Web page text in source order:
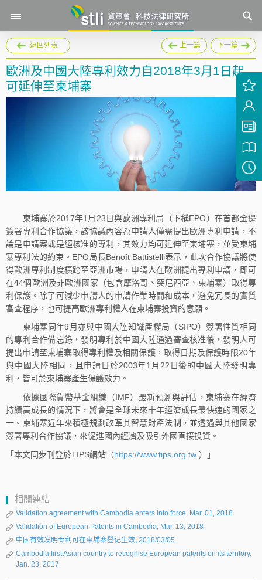
返回列表 上一篇 下一篇
歐洲及中國大陸專利效力自2018年3月1日起
可延伸至柬埔寨
柬埔寨於2017年1月23日與歐洲專利局（下稱EPO）在首都金邊
簽署專利合作協議，該協議內容為申請人僅需提出歐洲專利申請，不
論是申請案或是經核准的專利，其效力均可延伸至柬埔寨，並受柬埔
寨專利法的約束。EPO局長Benoît Battistelli表示，此次合作協議將使
得歐洲專利制度橫跨至亞洲市場，申請人在歐洲提出專利申請，即可
在44個歐洲及非歐洲國家（包含摩洛哥、突尼西亞、柬埔寨）取得專
利保護。除了可減少申請人的申請作業時間和成本，避免冗長的實質
審查程序，也可提高歐洲專利權人在柬埔寨投資的意願。
柬埔寨同年9月亦與中國大陸知識產權局（SIPO）簽署性質相同
的專利合作備忘錄，發明專利於中國大陸通過審查核准後，發明人可
提出申請至柬埔寨取得專利權及相關保護，取得日期及保護時限20年
與中國大陸相同，且申請日於2003年1月22日後的中國大陸發明專
利，皆可於柬埔寨產生保護效力。
依據國際貨幣基金組織（IMF）最新預測與評估，柬埔寨在經濟
持續高成長的情況下，將會是全球未來十年經濟成長最快速的國家之
一。柬埔寨近年來積極規劃改革其智慧財產法制，並透過與其他國家
簽署專利合作協議，來促進國內經濟及吸引外國直接投資。
「本文同步刊登於TIPS網站（https://www.tips.org.tw ）」
相關連結
Validation agreement with Cambodia enters into force, Mar. 01, 2018
Validation of European Patents in Cambodia, Mar. 13, 2018
中国有效发明专利可在柬埔寨登记生效, 2018/03/05
Cambodia first Asian country to recognise European patents on its territory,
Jan. 23, 2017